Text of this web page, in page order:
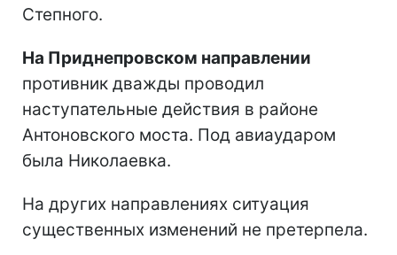
Степного.
На Приднепровском направлении
противник дважды проводил
наступательные действия в районе
Антоновского моста. Под авиаударом
была Николаевка.
На других направлениях ситуация
существенных изменений не претерпела.